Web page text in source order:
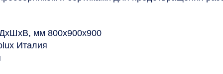
мм 800х900х900
Италия